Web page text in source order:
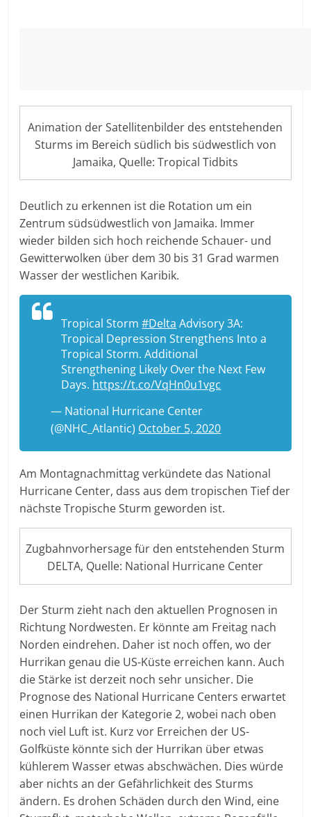
Animation der Satellitenbilder des entstehenden
Sturms im Bereich südlich bis südwestlich von
Jamaika, Quelle: Tropical Tidbits
Deutlich zu erkennen ist die Rotation um ein
Zentrum südsüdwestlich von Jamaika. Immer
wieder bilden sich hoch reichende Schauer- und
Gewitterwolken über dem 30 bis 31 Grad warmen
Wasser der westlichen Karibik.
Tropical Storm#Delta Advisory 3A:
Tropical Depression Strengthens Into a
Tropical Storm. Additional
Strengthening Likely Over the Next Few
Days. https://t.co/VqHn0u1vgc
— National Hurricane Center
(@NHC_Atlantic) October 5, 2020
Am Montagnachmittag verkündete das National
Hurricane Center, dass aus dem tropischen Tief der
nächste Tropische Sturm geworden ist.
Zugbahnvorhersage für den entstehenden Sturm
DELTA, Quelle: National Hurricane Center
Der Sturm zieht nach den aktuellen Prognosen in
Richtung Nordwesten. Er könnte am Freitag nach
Norden eindrehen. Daher ist noch offen, wo der
Hurrikan genau die US-Küste erreichen kann. Auch
die Stärke ist derzeit noch sehr unsicher. Die
Prognose des National Hurricane Centers erwartet
einen Hurrikan der Kategorie 2, wobei nach oben
noch viel Luft ist. Kurz vor Erreichen der US-
Golfküste könnte sich der Hurrikan über etwas
kühlerem Wasser etwas abschwächen. Dies würde
aber nichts an der Gefährlichkeit des Sturms
ändern. Es drohen Schäden durch den Wind, eine